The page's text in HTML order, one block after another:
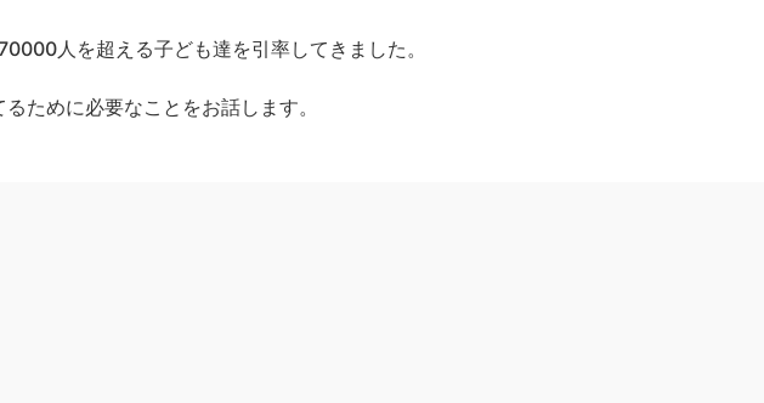
人を超える子ども達を引率してきました。
ために必要なことをお話します。